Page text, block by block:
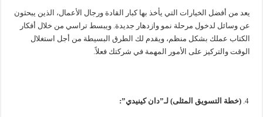
يعد من أفضل الخيارات التي يأخذ بها كبار القادة ورجال الأعمال، الذين يبحثون
عن وسائل لدخول مرحلة نمو وازدهار جديدة. ويبسط تراسي من خلال أفكار
الكتاب عملك بشكل منظم، ويقدم لك الطرق البسيطة من أجل استغلال
الوقت والتركيز على الأمور المهمة في شركتك فعلاً.
(خطة التسويق المثلى) لـ”دان كينيدي”: